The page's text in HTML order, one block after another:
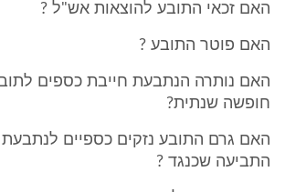
האם זכאי התובע להוצאות אש"ל ?
האם פוטר התובע ?
האם נותרה הנתבעת חייבת כספים
חופשה שנתית?
האם גרם התובע נזקים כספיים
התביעה שכנגד ?